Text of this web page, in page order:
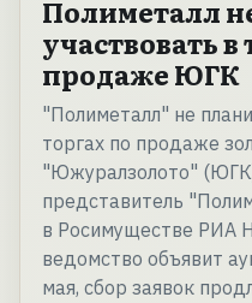
Полиметалл
участвовать в
продаже ЮГК
"Полиметалл" не
торгах по продаже
"Южуралзолото"
представитель
в Росимуществе РИА
ведомство объявит
мая, сбор заявок